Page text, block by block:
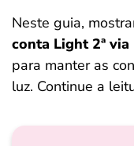
Neste guia,
conta Light 2ª via
para manter as
luz. Continue a